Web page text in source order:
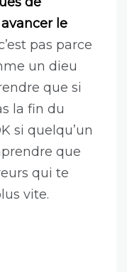
quand tu
quand
n’est
ni ton
pas
la terre
que c’est
de